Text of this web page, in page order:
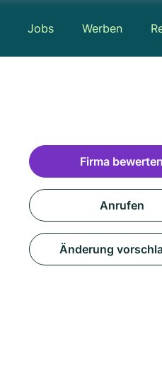
Jobs Werben
Firma bewerten
Anrufen
Änderung